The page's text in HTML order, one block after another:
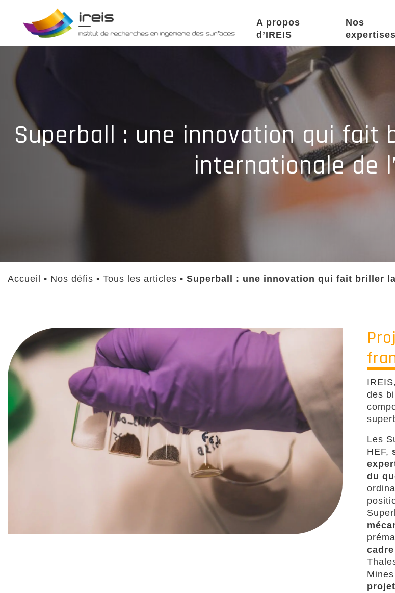
A propos
d’IREIS
Nos
expertises
Superball : une innovation qui fait
internationale de
Accueil • Nos défis • Tous les articles • Superball : une innovation qui fait briller
des
Les
HEF,
du
Panneau de gestion des cookies